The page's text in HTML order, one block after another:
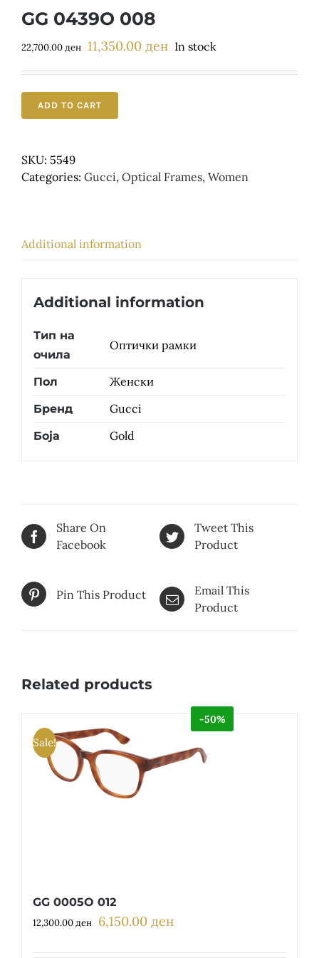
GG 0439O 008
22,700.00ден Original
was:
22,700.00 ден.
11,350.00 денCurrent
is:
In stock
ADD TO CART
SKU: 5549
Categories: Gucci, Optical Frames, Women
Additional information
Additional information
Тип на
очила
Оптички рамки
Пол Женски
Бренд Gucci
Боја Gold
Share On
Facebook
Tweet This
Product
Pin This Product
Email This
Product
Related products
Sale!
-50%
GG 0005O 012
12,300.00ден Original
6,150.00 денCurrent